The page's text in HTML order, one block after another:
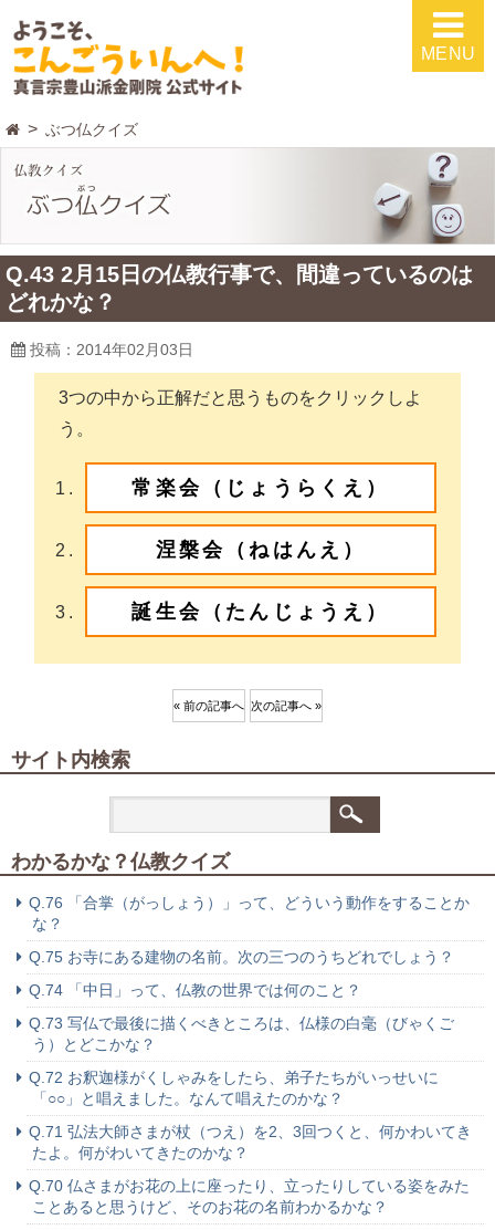
MENU
ぶつ仏クイズ
Q.43 2月15日の仏教行事で、間違っているのは
どれかな？
投稿：2014年02月03日
3つの中から正解だと思うものをクリックしよ
う。
常楽会（じょうらくえ）
涅槃会（ねはんえ）
誕生会（たんじょうえ）
« 前の記事へ 次の記事へ »
サイト内検索
わかるかな？仏教クイズ
Q.76 「合掌（がっしょう）」って、どういう動作をすることか
な？
Q.75 お寺にある建物の名前。次の三つのうちどれでしょう？
Q.74 「中日」って、仏教の世界では何のこと？
Q.73 写仏で最後に描くべきところは、仏様の白毫（びゃくご
う）とどこかな？
Q.72 お釈迦様がくしゃみをしたら、弟子たちがいっせいに
「○○」と唱えました。なんて唱えたのかな？
Q.71 弘法大師さまが杖（つえ）を2、3回つくと、何かわいてき
たよ。何がわいてきたのかな？
Q.70 仏さまがお花の上に座ったり、立ったりしている姿をみた
ことあると思うけど、そのお花の名前わかるかな？